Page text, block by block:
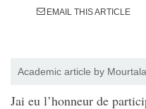
EMAIL THIS ARTICLE
Academic article by
Jai eu l’honneur de